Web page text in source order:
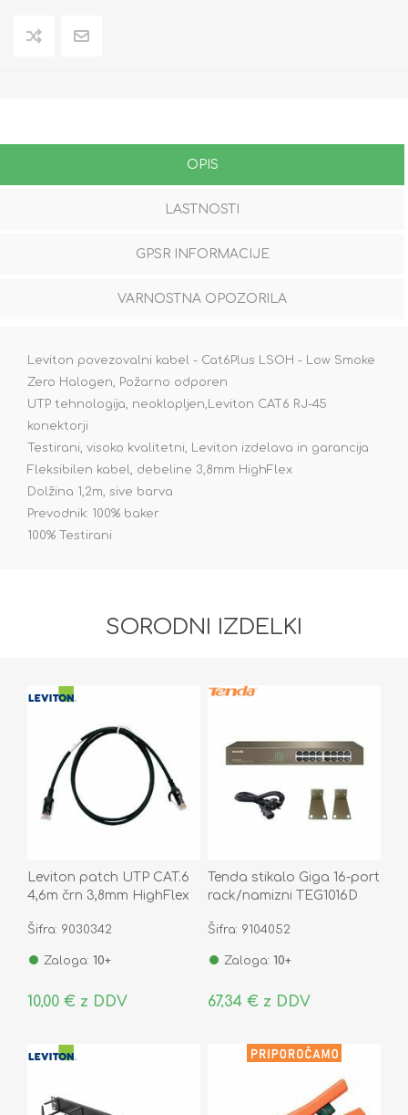
OPIS
LASTNOSTI
GPSR INFORMACIJE
VARNOSTNA OPOZORILA
Leviton povezovalni kabel - Cat6Plus LSOH - Low Smoke
Zero Halogen, Požarno odporen
UTP tehnologija, neoklopljen,Leviton CAT6 RJ-45
konektorji
Testirani, visoko kvalitetni, Leviton izdelava in garancija
Fleksibilen kabel, debeline 3,8mm HighFlex
Dolžina 1,2m, sive barva
Prevodnik: 100% baker
100% Testirani
SORODNI IZDELKI
Leviton patch UTP CAT.6
4,6m črn 3,8mm HighFlex
Šifra: 9030342
Zaloga: 10+
10,00 € z DDV
Tenda stikalo Giga 16-port
rack/namizni TEG1016D
Šifra: 9104052
Zaloga: 10+
67,34 € z DDV